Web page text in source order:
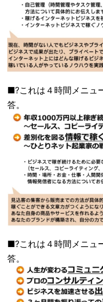
■?これは４時間メニュ
答。
■?これは４時間メニュ
答。